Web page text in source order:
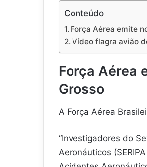
Conteúdo
Força Aérea emite
Vídeo flagra avião
Força Aérea
Grosso
A Força Aérea
“Investigadores do
Aeronáuticos